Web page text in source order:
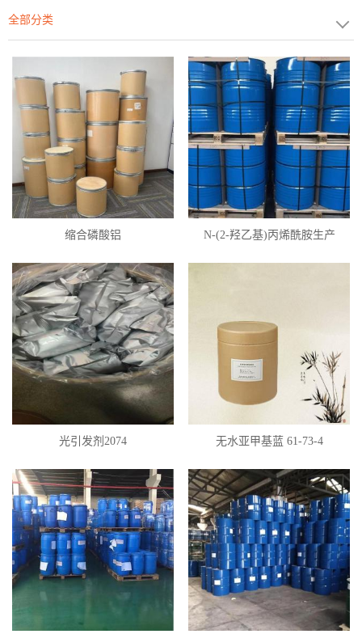
全部分类
缩合磷酸铝 N-(2-羟乙基)丙烯酰胺生产
光引发剂2074 无水亚甲基蓝 61-73-4